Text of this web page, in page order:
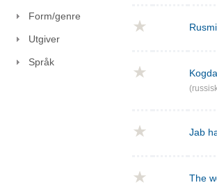
Form/genre
Utgiver
Språk
Jab
The